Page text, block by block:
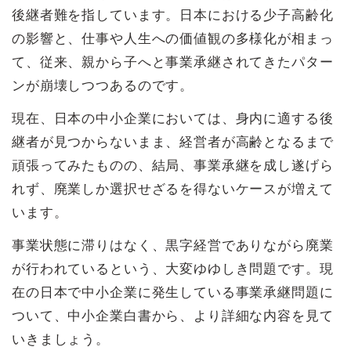
後継者難を指しています。日本における少子高齢化
の影響と、仕事や人生への価値観の多様化が相まっ
て、従来、親から子へと事業承継されてきたパター
ンが崩壊しつつあるのです。
現在、日本の中小企業においては、身内に適する後
継者が見つからないまま、経営者が高齢となるまで
頑張ってみたものの、結局、事業承継を成し遂げら
れず、廃業しか選択せざるを得ないケースが増えて
います。
事業状態に滞りはなく、黒字経営でありながら廃業
が行われているという、大変ゆゆしき問題です。現
在の日本で中小企業に発生している事業承継問題に
ついて、中小企業白書から、より詳細な内容を見て
いきましょう。